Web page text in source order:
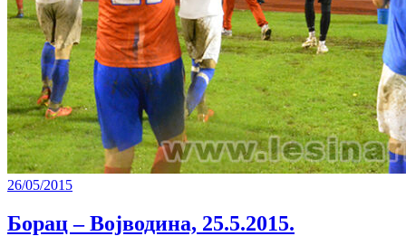
26/05/2015
Борац – Војводина, 25.5.2015.